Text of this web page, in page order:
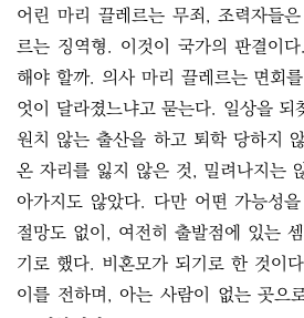
어린 마리 끌레르는 무죄, 조력자들
르는 징역형. 이것이 국가의 판결이
해야 할까. 의사 마리 끌레르는 면회
엇이 달라졌느냐고 묻는다. 일상을 되
원치 않는 출산을 하고 퇴학 당하지
온 자리를 잃지 않은 것, 밀려나지는
아가지도 않았다. 다만 어떤 가능성
절망도 없이, 여전히 출발점에 있는
기로 했다. 비혼모가 되기로 한 것이
이를 전하며, 아는 사람이 없는 곳으